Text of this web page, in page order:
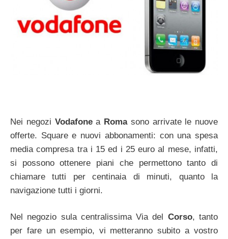
Nei negozi Vodafonea Romasono arrivate le nuove
offerte. Square e nuovi abbonamenti: con una spesa
media compresa tra i 15 ed i 25 euro al mese, infatti,
si possono ottenere piani che permettono tanto di
chiamare tutti per centinaia di minuti, quanto la
navigazione tutti i giorni.
Nel negozio sula centralissima Via del Corso, tanto
per fare un esempio, vi metteranno subito a vostro